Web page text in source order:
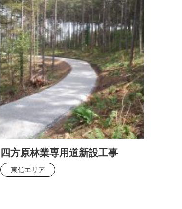
四方原林業専用道新設工事
東信エリア